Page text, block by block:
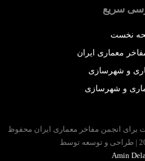
ایران
شهرسازی
شهرسازی
مفاخر معماری ایران محفوظ